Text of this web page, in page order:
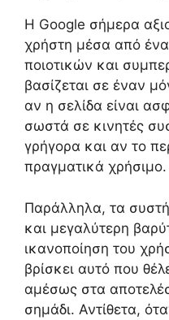
Η Google σήμερα
χρήστη μέσα από
ποιοτικών και
βασίζεται σε έναν
αν η σελίδα είναι
σωστά σε κινητές
γρήγορα και αν το
πραγματικά χρήσιμο.
Παράλληλα, τα
και μεγαλύτερη
ικανοποίηση του
βρίσκει αυτό που
αμέσως στα
σημάδι. Αντίθετα,